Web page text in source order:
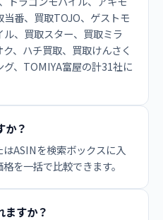
番、買取TOJO、ゲストモ
、買取スター、買取ミラ
、ハチ買取、買取けんさく
、TOMIYA富屋の計31社に
か？
ASINを検索ボックスに入
を一括で比較できます。
ますか？